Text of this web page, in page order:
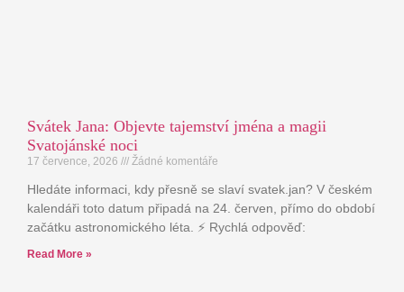
Svátek Jana: Objevte tajemství jména a magii
Svatojánské noci
17 července, 2026 Žádné komentáře
Hledáte informaci, kdy přesně se slaví svatek.jan? V českém
kalendáři toto datum připadá na 24. červen, přímo do období
začátku astronomického léta. ⚡ Rychlá odpověď:
Read More »